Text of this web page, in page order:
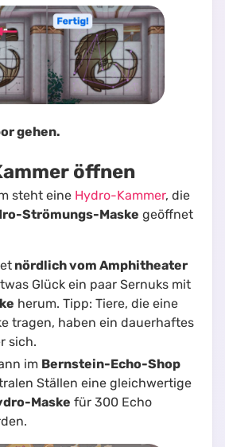
gehen.
öffnen
steht eine Hydro-Kammer, die
Strömungs-Maske geöffnet
nördlich vom Amphitheater
Glück ein paar Sernuks mit
herum. Tipp: Tiere, die eine
tragen, haben ein dauerhaftes
sich.
im Bernstein-Echo-Shop
Ställen eine gleichwertige
Maske für 300 Echo